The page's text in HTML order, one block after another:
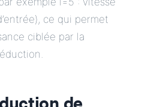
ce qui permet
ciblée par la
de